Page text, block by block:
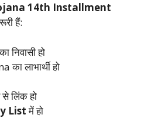
14th Installment
हैं:
निवासी हो
लाभार्थी हो
लिंक हो
Listमें हो